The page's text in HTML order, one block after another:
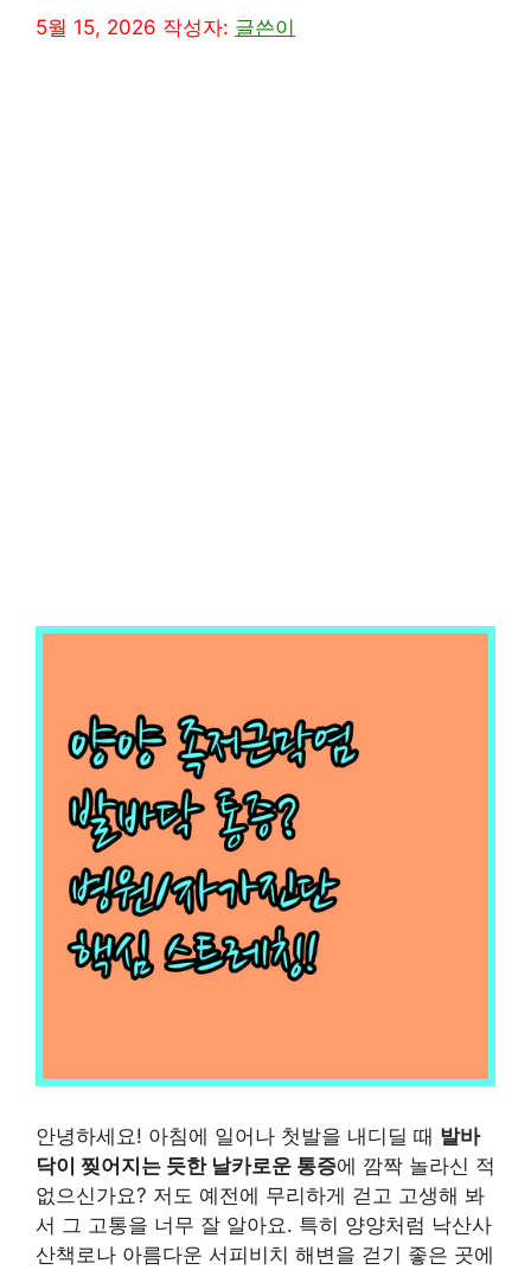
5월 15, 2026 작성자: 글쓴이
안녕하세요! 아침에 일어나 첫발을 내디딜 때 발바
닥이 찢어지는 듯한 날카로운 통증에 깜짝 놀라신 적
없으신가요? 저도 예전에 무리하게 걷고 고생해 봐
서 그 고통을 너무 잘 알아요. 특히 양양처럼 낙산사
산책로나 아름다운 서피비치 해변을 걷기 좋은 곳에